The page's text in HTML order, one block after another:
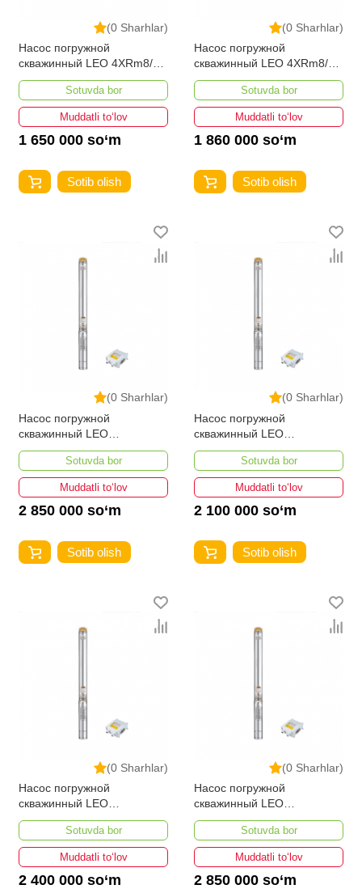
(0 Sharhlar)
Насос погружной
скважинный LEO 4XRm8/5-
0.55
Sotuvda bor
Muddatli to‘lov
1 650 000 so‘m
Sotib olish
(0 Sharhlar)
Насос погружной
скважинный LEO 4XRm8/7-
0.75
Sotuvda bor
Muddatli to‘lov
1 860 000 so‘m
Sotib olish
(0 Sharhlar)
Насос погружной
скважинный LEO
4XRm8/17-2.2
Sotuvda bor
Muddatli to‘lov
2 850 000 so‘m
Sotib olish
(0 Sharhlar)
Насос погружной
скважинный LEO
4XRm10/7-1.1
Sotuvda bor
Muddatli to‘lov
2 100 000 so‘m
Sotib olish
(0 Sharhlar)
Насос погружной
скважинный LEO
4XRm8/12-1.5
Sotuvda bor
Muddatli to‘lov
2 400 000 so‘m
(0 Sharhlar)
Насос погружной
скважинный LEO
4XRm10/10-1.5
Sotuvda bor
Muddatli to‘lov
2 850 000 so‘m